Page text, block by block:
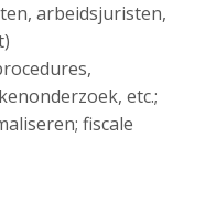
arbeidsjuristen,
etc.;
fiscale